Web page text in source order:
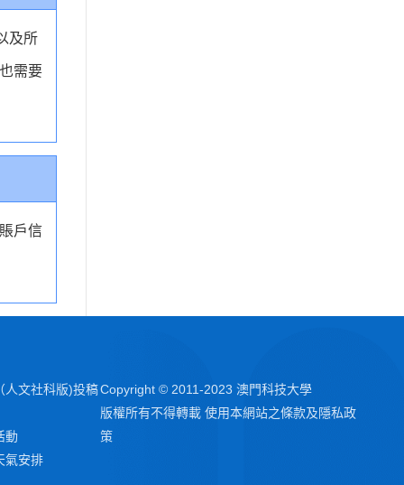
及所
需要
戶信
人文社科版)投稿
動
氣安排
Copyright © 2011-2023 澳門科技大學
版權所有不得轉載 使用本網站之條款及隱私政
策